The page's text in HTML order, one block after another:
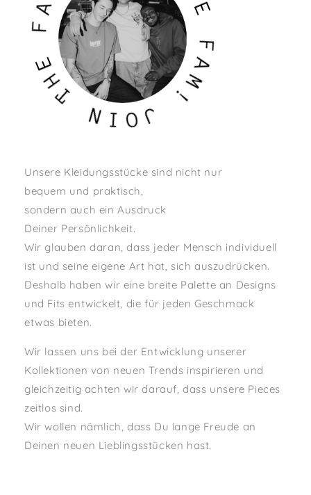
J
O
I
N
T
H
F H
F
A
M
!
Unsere Kleidungsstücke sind nicht nur
bequem und praktisch,
sondern auch ein Ausdruck
Deiner Persönlichkeit.
Wir glauben daran, dass jeder Mensch individuell
ist und seine eigene Art hat, sich auszudrücken.
Deshalb haben wir eine breite Palette an Designs
und Fits entwickelt, die für jeden Geschmack
etwas bieten.
Wir lassen uns bei der Entwicklung unserer
Kollektionen von neuen Trends inspirieren und
gleichzeitig achten wir darauf, dass unsere Pieces
zeitlos sind.
Wir wollen nämlich, dass Du lange Freude an
Deinen neuen Lieblingsstücken hast.